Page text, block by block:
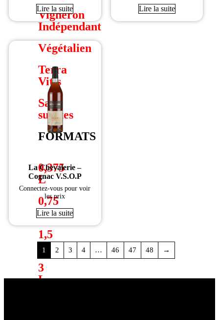
Vigneron
Indépendant
Végétalien
Terra
Vitis
Sans
sulfites
FORMATS
0,375
L
0,75
L
1,5
L
3
L
Lire la suite Lire la suite
La Chevalerie –
Cognac V.S.O.P
Connectez-vous pour voir
les prix
Lire la suite
1 2 3 4 … 46 47 48 →